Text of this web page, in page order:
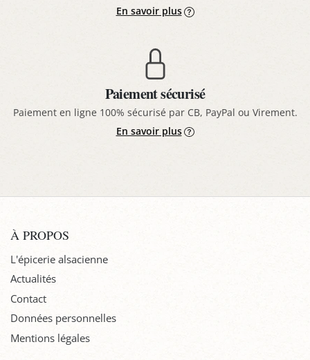
En savoir plus
Paiement sécurisé
Paiement en ligne 100% sécurisé par CB, PayPal ou Virement.
En savoir plus
À PROPOS
L'épicerie alsacienne
Actualités
Contact
Données personnelles
Mentions légales